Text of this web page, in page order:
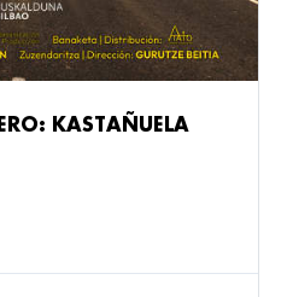
KASTAÑUELA